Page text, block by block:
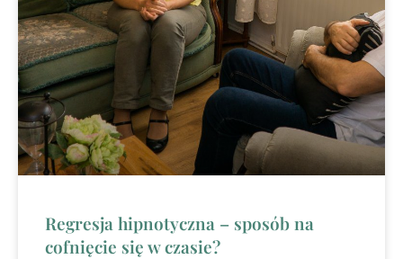
Regresja hipnotyczna – sposób na
cofnięcie się w czasie?